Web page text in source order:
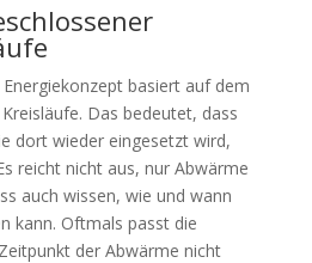
basiert auf dem
Das bedeutet, dass
dort wieder eingesetzt wird,
reicht nicht aus, nur Abwärme
auch wissen, wie und wann
kann. Oftmals passt die
der Abwärme nicht